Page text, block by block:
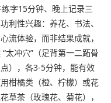
字15分钟、晚上记录三
利性兴趣：养花、书法、
流体验，而非结果成就，
太冲穴”（足背第一二跖骨
），各3-5分钟，能有效
柑橘类（橙、柠檬）或花
草茶（玫瑰花、菊花），